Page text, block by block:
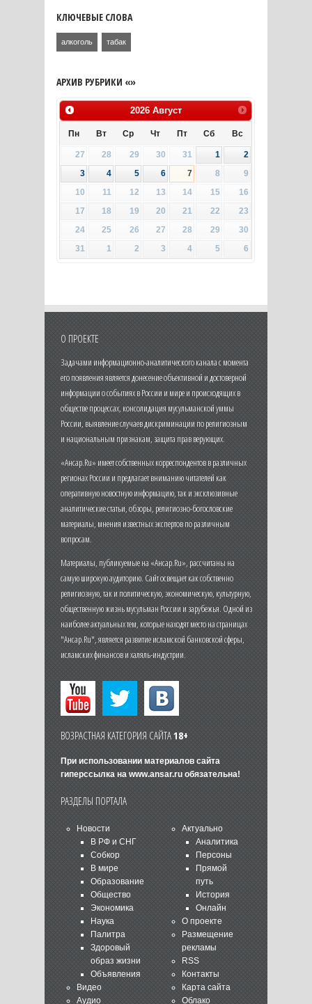
КЛЮЧЕВЫЕ СЛОВА
алкоголь табак
АРХИВ РУБРИКИ «»
2026 Август
Пн Вт Ср Чт Пт Сб Вс
27 28 29 30 31 1
2
3
4 5 6 7 8
9
10
11 12 13 14 15
16
17
18 19 20 21 22
23
24
25 26 27 28 29
30
31
1 2 3 4 5 6
О ПРОЕКТЕ
Задачами информационно-аналитического канала с момента
его появления является донесение объективной и достоверной
информации о событиях в России и мире и происходящих в
обществе процессах, консолидация мусульманской уммы
России, выявление случаев дискриминации по религиозным
и национальным признакам, защита прав верующих.
«Ансар.Ru» имеет собственных корреспондентов в различных
регионах России и предлагает вниманию читателей как
оперативную новостную информацию, так и эксклюзивные
аналитические статьи, обзоры, религиозно-богословские
материалы, мнения известных экспертов по различным
вопросам.
Материалы, публикуемые на «Ансар.Ru», рассчитаны на
самую широкую аудиторию. Сайт освещает как собственно
религиозную, так и политическую, экономическую, культурную,
общественную жизнь мусульман России и зарубежья. Одной из
наиболее актуальных тем, которые находят место на страницах
"Ансар.Ru", является развитие исламской банковской сферы,
исламских финансов и халяль-индустрии.
ВОЗРАСТНАЯ КАТЕГОРИЯ САЙТА18+
При использовании материалов сайта
гиперссылка на www.ansar.ruобязательна!
РАЗДЕЛЫ ПОРТАЛА
Новости
В РФ и СНГ
Собкор
В мире
Образование
Общество
Экономика
Наука
Палитра
Здоровый
образ жизни
Объявления
Видео
Аудио
Актуально
Аналитика
Персоны
Прямой
путь
История
Онлайн
О проекте
Размещение
рекламы
RSS
Контакты
Карта сайта
Облако